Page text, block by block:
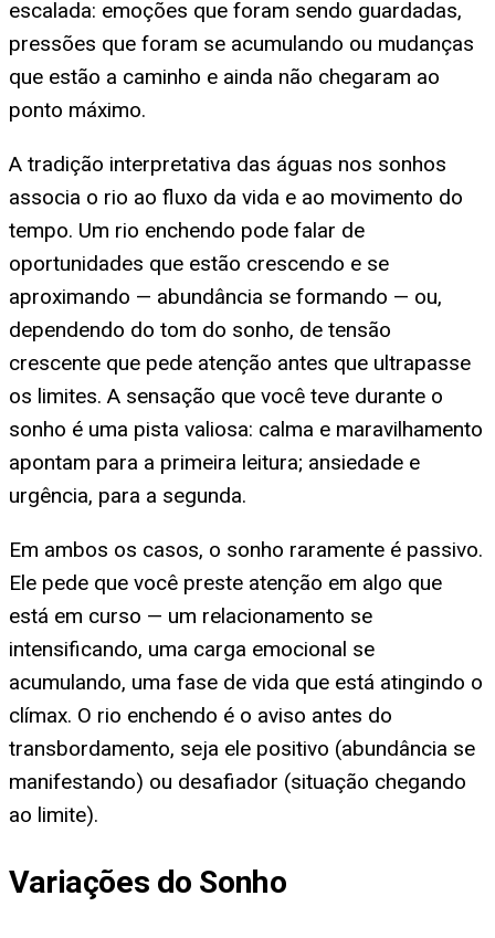
escalada: emoções que foram sendo guardadas,
pressões que foram se acumulando ou mudanças
que estão a caminho e ainda não chegaram ao
ponto máximo.
A tradição interpretativa das águas nos sonhos
associa o rio ao fluxo da vida e ao movimento do
tempo. Um rio enchendo pode falar de
oportunidades que estão crescendo e se
aproximando — abundância se formando — ou,
dependendo do tom do sonho, de tensão
crescente que pede atenção antes que ultrapasse
os limites. A sensação que você teve durante o
sonho é uma pista valiosa: calma e maravilhamento
apontam para a primeira leitura; ansiedade e
urgência, para a segunda.
Em ambos os casos, o sonho raramente é passivo.
Ele pede que você preste atenção em algo que
está em curso — um relacionamento se
intensificando, uma carga emocional se
acumulando, uma fase de vida que está atingindo o
clímax. O rio enchendo é o aviso antes do
transbordamento, seja ele positivo (abundância se
manifestando) ou desafiador (situação chegando
ao limite).
Variações do Sonho